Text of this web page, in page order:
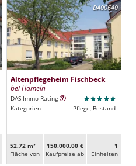
DA00640
Altenpflegeheim Fischbeck
bei Hameln
DAS Immo Rating
Kategorien
Pflege, Bestand
52,72 m²
Fläche von
150.000,00 €
Kaufpreise ab
1
Ein­heiten